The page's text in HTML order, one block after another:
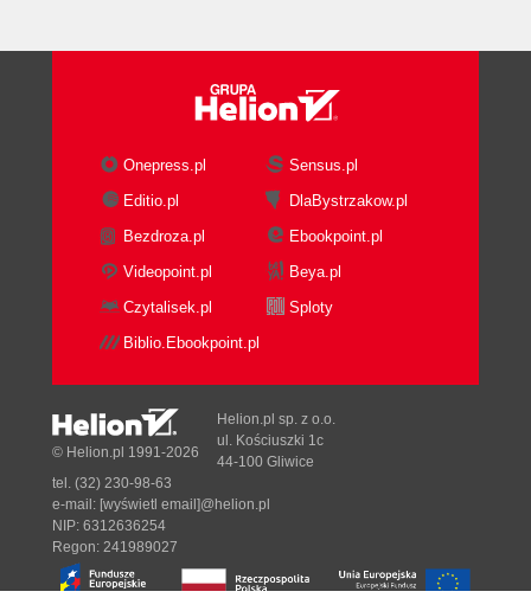
Onepress.pl
Sensus.pl
Editio.pl
DlaBystrzakow.pl
Bezdroza.pl
Ebookpoint.pl
Videopoint.pl
Beya.pl
Czytalisek.pl
Sploty
Biblio.Ebookpoint.pl
© Helion.pl 1991-2026
Helion.pl sp. z o.o.
ul. Kościuszki 1c
44-100 Gliwice
tel. (32) 230-98-63
e-mail: [wyświetl email]@helion.pl
NIP: 6312636254
Regon: 241989027